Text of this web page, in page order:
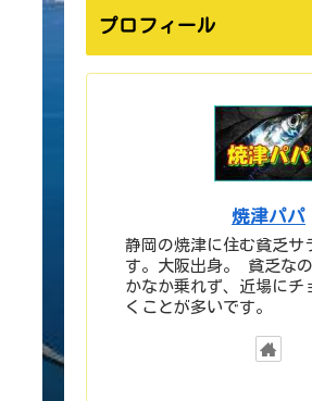
プロフィール
焼津パパ
静岡の焼津に住む貧乏サ
す。大阪出身。 貧乏な
かなか乗れず、近場にチ
くことが多いです。